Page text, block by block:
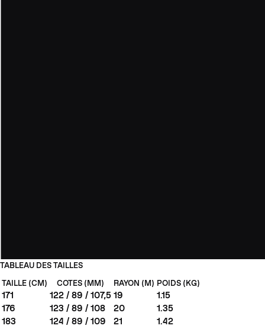
TABLEAU DES TAILLES
TAILLE (CM)
COTES (MM) RAYON (M) POIDS (KG)
171 122 / 89 / 107,5 19
1.15
176
123 / 89 / 108 20
1.35
183
124 / 89 / 109 21 1.42